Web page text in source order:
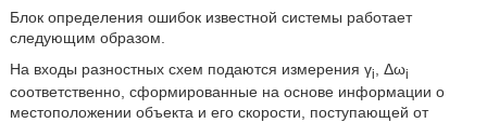
Блок определения ошибок известной системы работает
следующим образом.
На входы разностных схем подаются измерения γi , Δωi
соответственно, сформированные на основе информации о
местоположении объекта и его скорости, поступающей от